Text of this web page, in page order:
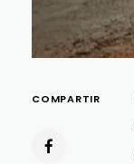
COMPARTIR